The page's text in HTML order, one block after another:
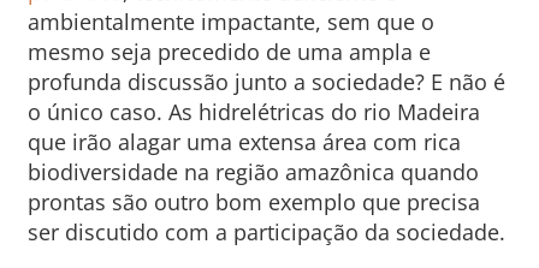
ambientalmente impactante, sem que o
mesmo seja precedido de uma ampla e
profunda discussão junto a sociedade? E não é
o único caso. As hidrelétricas do rio Madeira
que irão alagar uma extensa área com rica
biodiversidade na região amazônica quando
prontas são outro bom exemplo que precisa
ser discutido com a participação da sociedade.